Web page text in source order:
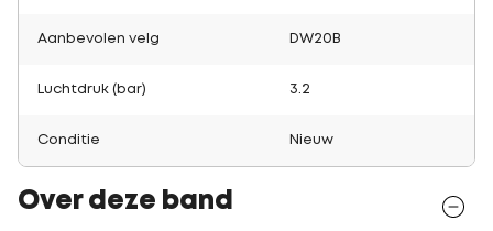
Aanbevolen velg DW20B
Luchtdruk (bar) 3.2
Conditie Nieuw
Over deze band